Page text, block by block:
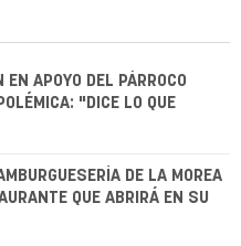
APOYO DEL PÁRROCO
"DICE LO QUE
DE LA MOREA
QUE ABRIRÁ EN SU